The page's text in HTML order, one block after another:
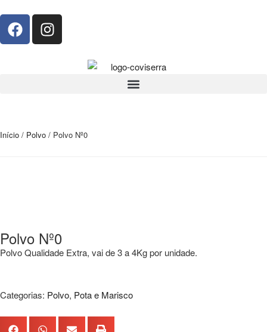
Início / Polvo / Polvo Nº0
Polvo Nº0
Polvo Qualidade Extra, vai de 3 a 4Kg por unidade.
Categorias: Polvo, Pota e Marisco